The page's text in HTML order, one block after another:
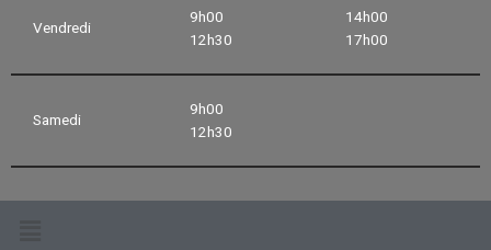
Vendredi
9h00
12h30
14h00
17h00
Samedi
9h00
12h30